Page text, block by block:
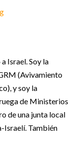
Israel. Soy la
(Avivamiento
y soy la
de Ministerios
de una junta local
Israelí. También